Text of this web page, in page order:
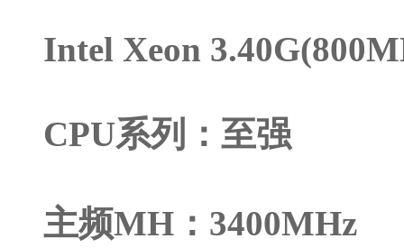
Intel Xeon
CPU系列：至强
主频MH：3400MHz